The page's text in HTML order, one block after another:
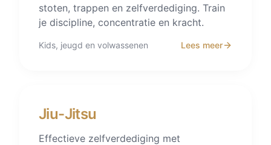
stoten, trappen en zelfverdediging. Train
je discipline, concentratie en kracht.
Kids, jeugd en volwassenen Lees meer
Jiu-Jitsu
Effectieve zelfverdediging met